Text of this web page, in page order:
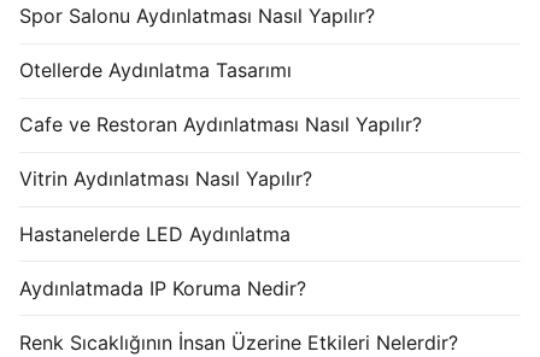
Spor Salonu Aydınlatması Nasıl Yapılır?
Otellerde Aydınlatma Tasarımı
Cafe ve Restoran Aydınlatması Nasıl Yapılır?
Vitrin Aydınlatması Nasıl Yapılır?
Hastanelerde LED Aydınlatma
Aydınlatmada IP Koruma Nedir?
Renk Sıcaklığının İnsan Üzerine Etkileri Nelerdir?